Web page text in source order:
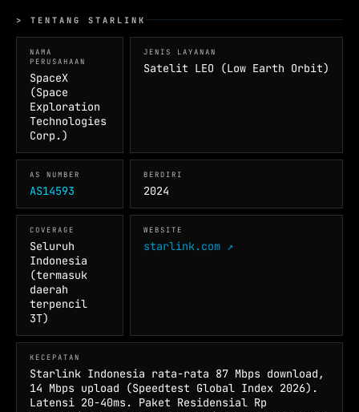
> TENTANG STARLINK
NAMA
PERUSAHAAN
SpaceX
(Space
Exploration
Technologies
Corp.)
JENIS LAYANAN
Satelit LEO (Low Earth Orbit)
AS NUMBER
AS14593
BERDIRI
2024
COVERAGE
Seluruh
Indonesia
(termasuk
daerah
terpencil
3T)
WEBSITE
starlink.com ↗
KECEPATAN
Starlink Indonesia rata-rata 87 Mbps download,
14 Mbps upload (Speedtest Global Index 2026).
Latensi 20-40ms. Paket Residensial Rp